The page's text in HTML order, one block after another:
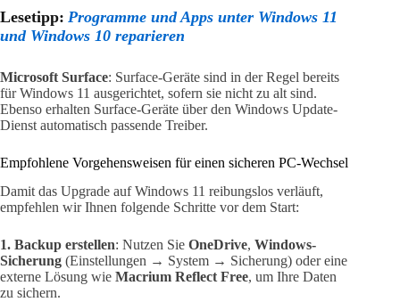
Lesetipp: Programme und Apps unter Windows 11
und Windows 10 reparieren
Microsoft Surface: Surface-Geräte sind in der Regel bereits
für Windows 11 ausgerichtet, sofern sie nicht zu alt sind.
Ebenso erhalten Surface-Geräte über den Windows Update-
Dienst automatisch passende Treiber.
Empfohlene Vorgehensweisen für einen sicheren PC-Wechsel
Damit das Upgrade auf Windows 11 reibungslos verläuft,
empfehlen wir Ihnen folgende Schritte vor dem Start:
1. Backup erstellen: Nutzen Sie OneDrive, Windows-
Sicherung (Einstellungen → System → Sicherung) oder eine
externe Lösung wie Macrium Reflect Free, um Ihre Daten
zu sichern.